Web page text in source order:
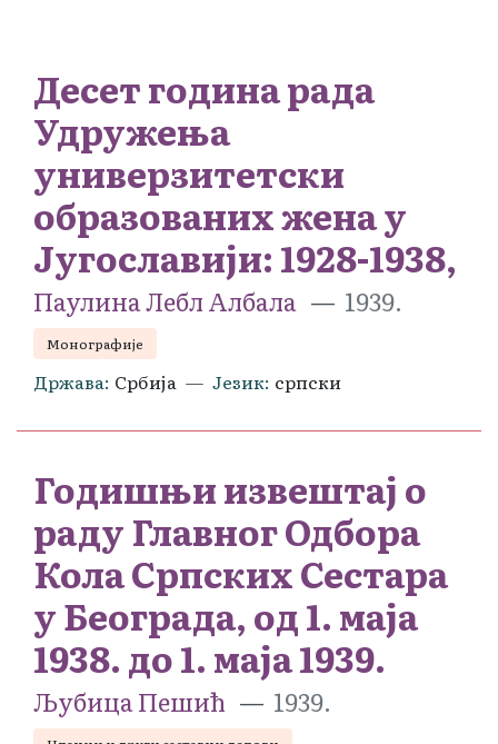
Десет година рада
Удружења
универзитетски
образованих жена у
Југославији: 1928-1938,
Паулина Лебл Албала 1939.
Монографије
Држава Србија Језик српски
Годишњи извештај о
раду Главног Одбора
Кола Српских Сестара
у Београда, од 1. маја
1938. до 1. маја 1939.
Љубица Пешић 1939.